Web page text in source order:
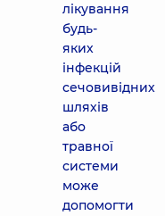
лікування
будь-
яких
інфекцій
сечовивідних
шляхів
або
травної
системи
може
допомогти